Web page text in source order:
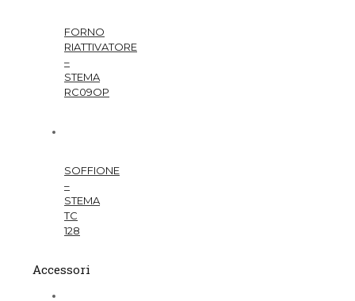
FORNO
RIATTIVATORE
–
STEMA
RC09OP
SOFFIONE
–
STEMA
TC
128
Accessori